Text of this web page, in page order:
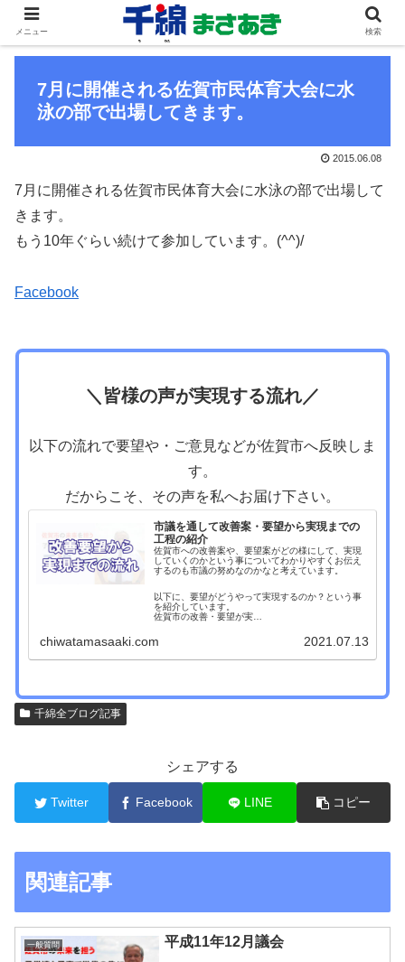
7月に開催される佐賀市民体育大会に水
泳の部で出場してきます。
2015.06.08
7月に開催される佐賀市民体育大会に水泳の部で出場して
きます。
もう10年ぐらい続けて参加しています。(^^)/
Facebook
＼皆様の声が実現する流れ／
以下の流れで要望や・ご意見などが佐賀市へ反映しま
す。
だからこそ、その声を私へお届け下さい。
市議を通して改善案・要望から実現までの
工程の紹介
佐賀市への改善案や、要望案がどの様にして、実現
していくのかという事についてわかりやすくお伝え
するのも市議の努めなのかなと考えています。
以下に、要望がどうやって実現するのか？という事
を紹介しています。
佐賀市の改善・要望が実…
chiwatamasaaki.com 2021.07.13
千綿全ブログ記事
シェアする
Twitter Facebook LINE コピー
関連記事
一般質問 平成11年12月議会
メニュー 検索